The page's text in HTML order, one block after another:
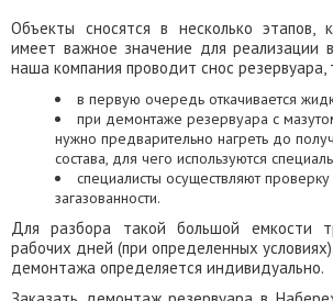
Объекты сносятся в несколько этапов,
имеет важное значение для реализации
наша компания проводит снос резервуара,
в первую очередь откачивается
при демонтаже резервуара с
нужно предварительно нагреть до
состава, для чего используются
специалисты осуществляют
загазованности.
Для разбора такой большой емкости
рабочих дней (при определенных
демонтажа определяется индивидуально.